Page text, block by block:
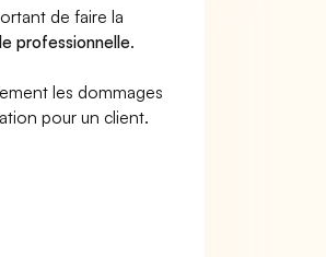
de faire la
professionnelle.
les dommages
pour un client.